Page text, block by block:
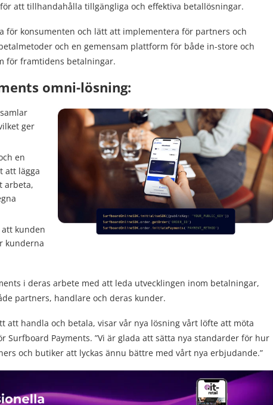
att tillhandahålla tillgängliga och effektiva betallösningar.
för konsumenten och lätt att implementera för partners och
och en gemensam plattform för både in-store och
för framtidens betalningar.
omni-lösning:
ger
en
att lägga
arbeta,
kunden
kunderna
i deras arbete med att leda utvecklingen inom betalningar,
partners, handlare och deras kunder.
att handla och betala, visar vår nya lösning vårt löfte att möta
Surfboard Payments. ”Vi är glada att sätta nya standarder för hur
och butiker att lyckas ännu bättre med vårt nya erbjudande.”